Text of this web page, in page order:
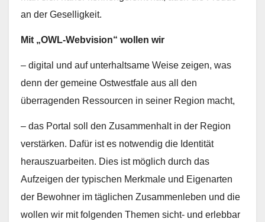
an der Geselligkeit.
Mit „OWL-Webvision“ wollen wir
– digital und auf unterhaltsame Weise zeigen, was
denn der gemeine Ostwestfale aus all den
überragenden Ressourcen in seiner Region macht,
– das Portal soll den Zusammenhalt in der Region
verstärken. Dafür ist es notwendig die Identität
herauszuarbeiten. Dies ist möglich durch das
Aufzeigen der typischen Merkmale und Eigenarten
der Bewohner im täglichen Zusammenleben und die
wollen wir mit folgenden Themen sicht- und erlebbar